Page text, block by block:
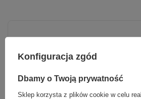
Marka Black
Konfiguracja zgód
Dbamy o Twoją prywatność
Sklep korzysta z plików cookie w celu